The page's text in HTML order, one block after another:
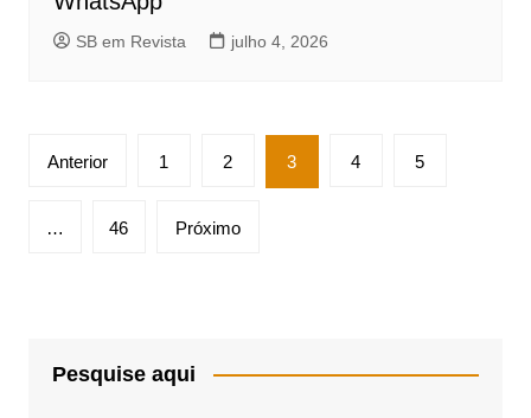
SB em Revista julho 4, 2026
Paginação
posts
Anterior 1 2 3 4 5
… 46 Próximo
Pesquise aqui